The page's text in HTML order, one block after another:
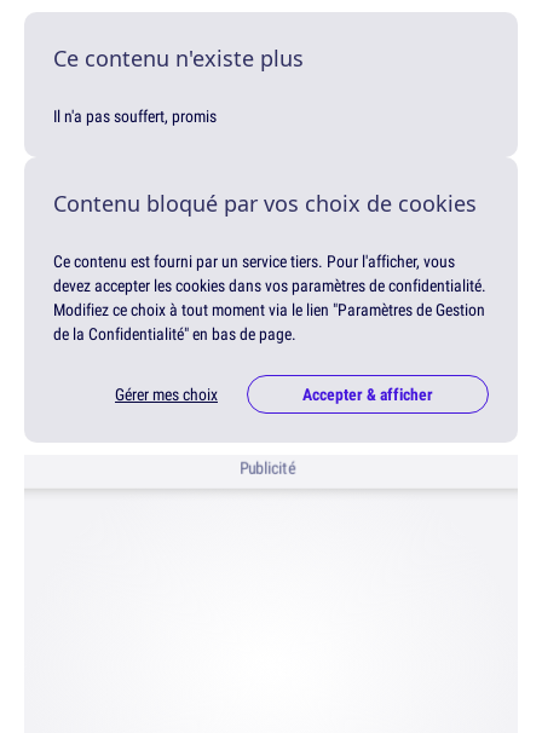
Ce contenu n'existe plus
Il n'a pas souffert, promis
Contenu bloqué par vos choix de cookies
Ce contenu est fourni par un service tiers. Pour l'afficher, vous
devez accepter les cookies dans vos paramètres de confidentialité.
Modifiez ce choix à tout moment via le lien "Paramètres de Gestion
de la Confidentialité" en bas de page.
Gérer mes choix Accepter & afficher
Publicité